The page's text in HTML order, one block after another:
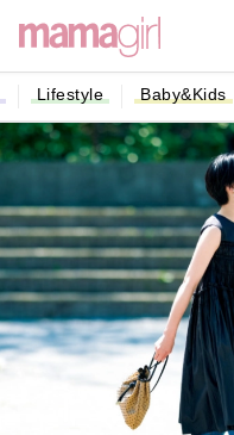
Lifestyle Baby&Kids